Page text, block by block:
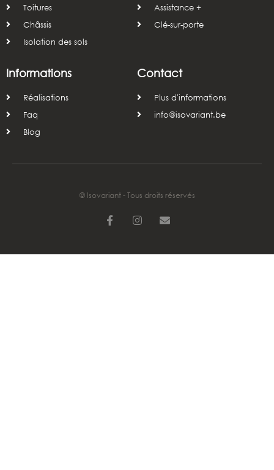
Toitures
Châssis
Isolation des sols
Assistance +
Clé-sur-porte
Informations
Réalisations
Faq
Blog
Contact
Plus d'informations
info@isovariant.be
© Isovariant - Tous droits réservés